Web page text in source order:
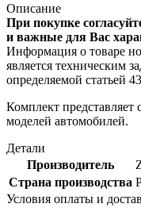
Описание
При покупке
и важные для Вас
Информация о товаре
является техническим
определяемой статьей
Комплект представляет
моделей автомобилей.
Детали
Производитель
Страна производства
Условия оплаты и